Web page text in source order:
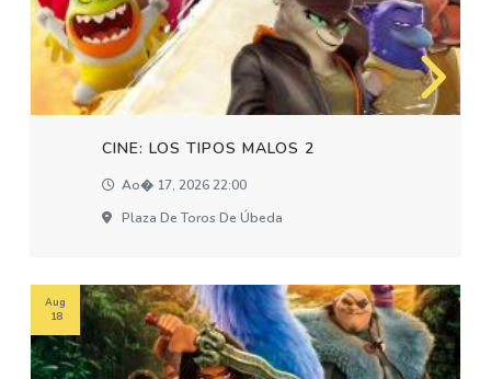
CINE: LOS TIPOS MALOS 2
Ao� 17, 2026 22:00
Plaza De Toros De Úbeda
Aug
18